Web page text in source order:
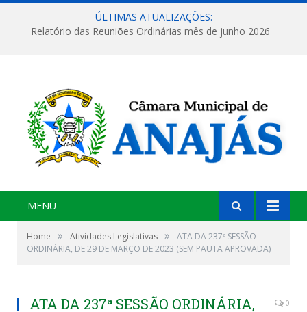
ÚLTIMAS ATUALIZAÇÕES:
Relatório das Reuniões Ordinárias mês de junho 2026
MENU
Home » Atividades Legislativas »
ATA DA 237ª SESSÃO
ORDINÁRIA, DE 29 DE MARÇO DE 2023 (SEM PAUTA APROVADA)
ATA DA 237ª SESSÃO ORDINÁRIA,
0